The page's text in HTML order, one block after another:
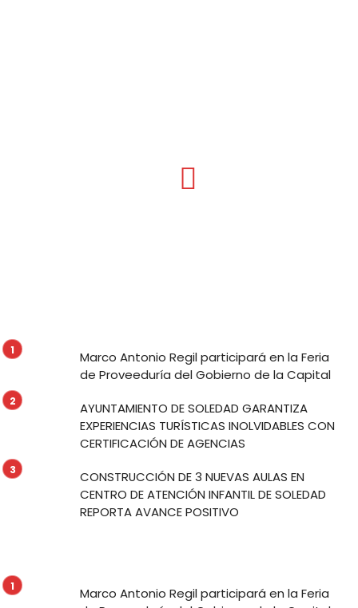
Marco Antonio Regil participará en la Feria
de Proveeduría del Gobierno de la Capital
AYUNTAMIENTO DE SOLEDAD GARANTIZA
EXPERIENCIAS TURÍSTICAS INOLVIDABLES CON
CERTIFICACIÓN DE AGENCIAS
CONSTRUCCIÓN DE 3 NUEVAS AULAS EN
CENTRO DE ATENCIÓN INFANTIL DE SOLEDAD
REPORTA AVANCE POSITIVO
Marco Antonio Regil participará en la Feria